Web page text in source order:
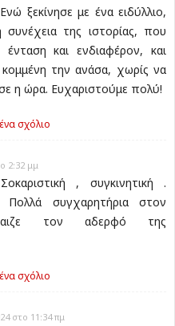
Ενώ ξεκίνησε με ένα ειδύλλιο,
συνέχεια της ιστορίας, που
και ενδιαφέρον, και
την ανάσα, χωρίς να
η ώρα. Ευχαριστούμε πολύ!
σχόλιο
2:32 μμ
, συγκινητική .
συγχαρητήρια στον
τον αδερφό της
σχόλιο
στο 11:34 πμ